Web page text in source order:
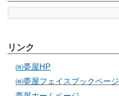
リンク
㈱甍屋HP
㈱甍屋フェイスブックページ